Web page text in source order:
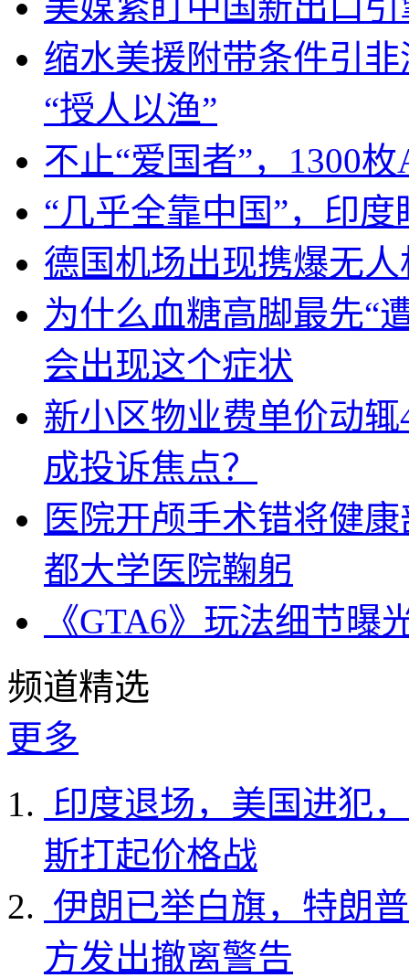
缩水美援附带条件引
“授人以渔”
不止“爱国者”，1300
“几乎全靠中国”，印
德国机场出现携爆无
为什么血糖高脚最先“
会出现这个症状
新小区物业费单价动
成投诉焦点？
医院开颅手术错将健
都大学医院鞠躬
《GTA6》玩法细节
频道精选
更多
印度退场，美国进犯
斯打起价格战
伊朗已举白旗，特朗
方发出撤离警告